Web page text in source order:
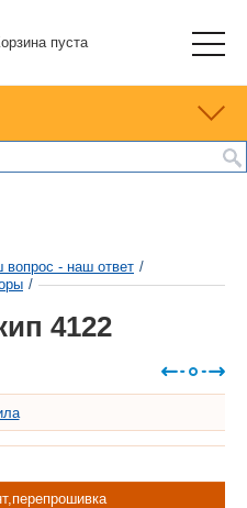
пуста
вопрос - наш ответ /
/
4122